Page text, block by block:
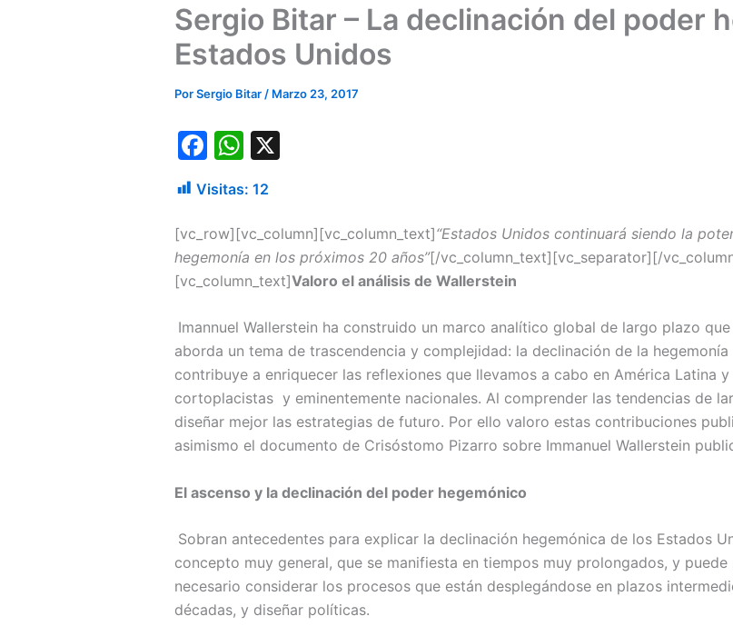
Sergio Bitar – La declinación del poder
Estados Unidos
PorSergio Bitar / Marzo 23, 2017
F
c
e
b
o
o
k
W
at
s
A
p
p
Visitas: 12
[vc_row][vc_column][vc_column_text]“Estados Unidos continuará siendo la
hegemonía en los próximos 20 años”[/vc_column_text][vc_separator][/
[vc_column_text]Valoro el análisis de Wallerstein
Imannuel Wallerstein ha construido un marco analítico global de largo plazo
aborda un tema de trascendencia y complejidad: la declinación de la hegemonía
contribuye a enriquecer las reflexiones que llevamos a cabo en América Latina
cortoplacistas y eminentemente nacionales. Al comprender las tendencias de
diseñar mejor las estrategias de futuro. Por ello valoro estas contribuciones
asimismo el documento de Crisóstomo Pizarro sobre Immanuel Wallerstein
El ascenso y la declinación del poder hegemónico
Sobran antecedentes para explicar la declinación hegemónica de los Estados
concepto muy general, que se manifiesta en tiempos muy prolongados, y
necesario considerar los procesos que están desplegándose en plazos
décadas, y diseñar políticas.